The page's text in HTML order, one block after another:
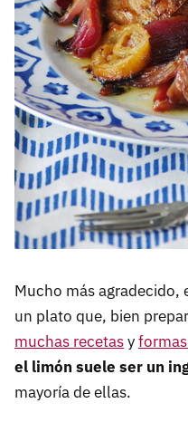
Mucho más agradecido,
un plato que, bien
muchas recetasy
el limón suele ser un
mayoría de ellas.